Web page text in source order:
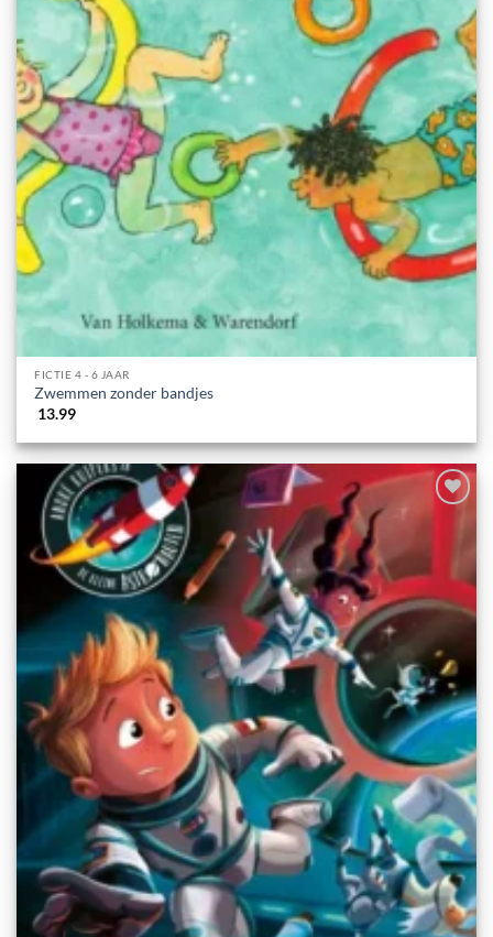
FICTIE 4 - 6 JAAR
Zwemmen zonder bandjes
13.99